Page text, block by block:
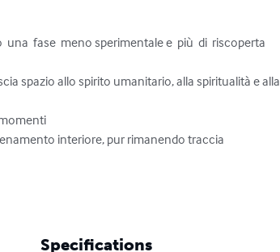
fase  meno sperimentale e  più  di  riscoperta
spazio allo spirito umanitario, alla spiritualità e alla
interiore, pur rimanendo traccia
Specifications